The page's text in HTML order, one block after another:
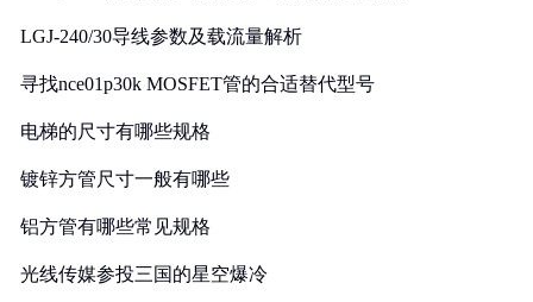
LGJ-240/30导线参数及载流量解析
寻找nce01p30k MOSFET管的合适替代型号
电梯的尺寸有哪些规格
镀锌方管尺寸一般有哪些
铝方管有哪些常见规格
光线传媒参投三国的星空爆冷